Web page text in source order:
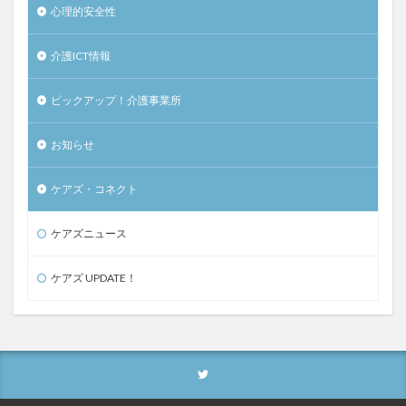
心理的安全性
介護ICT情報
ピックアップ！介護事業所
お知らせ
ケアズ・コネクト
ケアズニュース
ケアズ UPDATE！